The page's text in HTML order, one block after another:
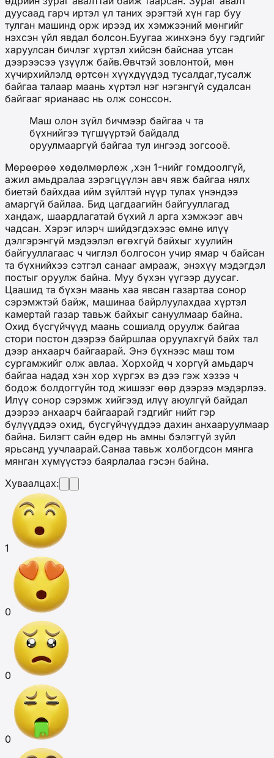
дуусаад гарч иртэл үл таних эрэгтэй хүн гар буу
тулган машинд орж ирээд их хэмжээний мөнгийг
нэхсэн үйл явдал болсон.Буугаа жинхэнэ буу гэдгийг
харуулсан бичлэг хүртэл хийсэн байснаа утсан
дээрээсээ үзүүлж байв.Өвчтэй зовлонтой, мөн
хүчирхийлэлд өртсөн хүүхдүүдэд тусалдаг,тусалж
байгаа талаар маань хүртэл нэг нэгэнгүй судалсан
байгааг ярианаас нь олж сонссон.
Маш олон зүйл бичмээр байгаа ч та
бүхнийгээ түгшүүртэй байдалд
оруулмааргүй байгаа тул ингээд зогсооё.
Мөрөөрөө хөдөлмөрлөж ,хэн 1-нийг гомдоолгүй,
ажил амьдралаа зэрэгцүүлэн авч явж байгаа нялх
биетэй байхдаа ийм зүйлтэй нүүр тулах үнэндээ
амаргүй байлаа. Бид цагдаагийн байгууллагад
хандаж, шаардлагатай бүхий л арга хэмжээг авч
чадсан. Хэрэг илэрч шийдэгдэхээс өмнө илүү
дэлгэрэнгүй мэдээлэл өгөхгүй байхыг хуулийн
байгууллагаас ч чиглэл болгосон учир ямар ч байсан
та бүхнийхээ сэтгэл санааг амрааж, энэхүү мэдэгдэл
постыг оруулж байна. Муу бүхэн үүгээр дуусаг.
Цаашид та бүхэн маань хаа явсан газартаа сонор
сэрэмжтэй байж, машинаа байрлуулахдаа хүртэл
камертай газар тавьж байхыг сануулмаар байна.
Охид бүсгүйчүүд маань сошиалд оруулж байгаа
стори постон дээрээ байршлаа оруулахгүй байх тал
дээр анхаарч байгаарай. Энэ бүхнээс маш том
сургамжийг олж авлаа. Хорхойд ч хоргүй амьдарч
байгаа надад хэн хор хүргэх вэ дээ гэж хэзээ ч
бодож болдоггүйн тод жишээг өөр дээрээ мэдэрлээ.
Илүү сонор сэрэмж хийгээд илүү аюулгүй байдал
дээрээ анхаарч байгаарай гэдгийг нийт гэр
бүлүүддээ охид, бүсгүйчүүддээ дахин анхааруулмаар
байна. Билэгт сайн өдөр нь амны бэлэггүй зүйл
ярьсанд уучлаарай.Санаа тавьж холбогдсон мянга
мянган хүмүүстээ баярлалаа гэсэн байна.
Хуваалцах:
1
0
0
0